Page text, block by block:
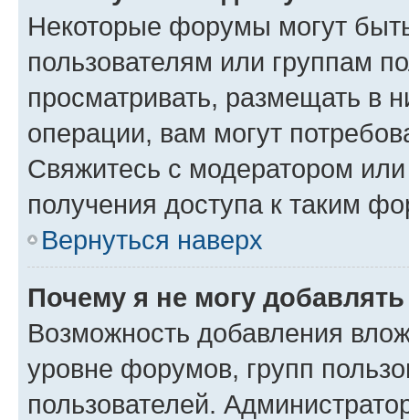
Некоторые форумы могут
пользователям или группам
просматривать, размещать в
операции, вам могут
Свяжитесь с модератором
получения доступа к таким
Вернуться наверх
Почему я не могу
Возможность добавления
уровне форумов, групп
пользователей.